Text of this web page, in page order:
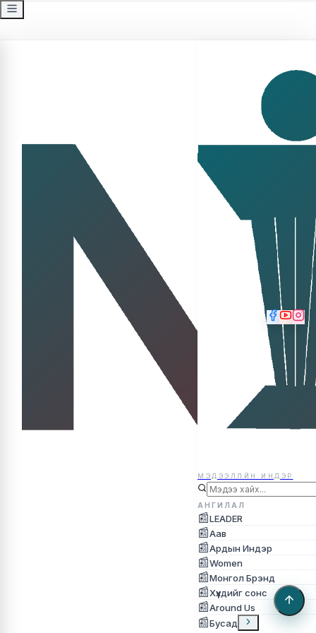
МЭДЭЭЛЛЙН ИНДЭР
АНГИЛАЛ
📰LEADER
📰Аав
📰Ардын Индэр
📰Women
📰Монгол Брэнд
📰Хүүхдийг сонс
📰Around Us
📰Бусад